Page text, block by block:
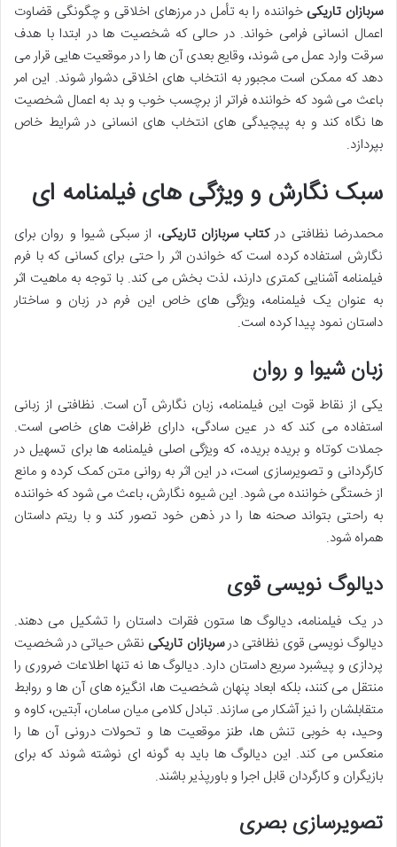
سربازان تاریکی خواننده را به تأمل در مرزهای اخلاقی و چگونگی قضاوت
اعمال انسانی فرامی خواند. در حالی که شخصیت ها در ابتدا با هدف
سرقت وارد عمل می شوند، وقایع بعدی آن ها را در موقعیت هایی قرار می
دهد که ممکن است مجبور به انتخاب های اخلاقی دشوار شوند. این امر
باعث می شود که خواننده فراتر از برچسب خوب و بد به اعمال شخصیت
ها نگاه کند و به پیچیدگی های انتخاب های انسانی در شرایط خاص
بپردازد.
سبک نگارش و ویژگی های فیلمنامه ای
محمدرضا نظافتی درکتاب سربازان تاریکی، از سبکی شیوا و روان برای
نگارش استفاده کرده است که خواندن اثر را حتی برای کسانی که با فرم
فیلمنامه آشنایی کمتری دارند، لذت بخش می کند. با توجه به ماهیت اثر
به عنوان یک فیلمنامه، ویژگی های خاص این فرم در زبان و ساختار
داستان نمود پیدا کرده است.
زبان شیوا و روان
یکی از نقاط قوت این فیلمنامه، زبان نگارش آن است. نظافتی از زبانی
استفاده می کند که در عین سادگی، دارای ظرافت های خاصی است.
جملات کوتاه و بریده بریده، که ویژگی اصلی فیلمنامه ها برای تسهیل در
کارگردانی و تصویرسازی است، در این اثر به روانی متن کمک کرده و مانع
از خستگی خواننده می شود. این شیوه نگارش، باعث می شود که خواننده
به راحتی بتواند صحنه ها را در ذهن خود تصور کند و با ریتم داستان
همراه شود.
دیالوگ نویسی قوی
در یک فیلمنامه، دیالوگ ها ستون فقرات داستان را تشکیل می دهند.
دیالوگ نویسی قوی نظافتی درسربازان تاریکی نقش حیاتی در شخصیت
پردازی و پیشبرد سریع داستان دارد. دیالوگ ها نه تنها اطلاعات ضروری را
منتقل می کنند، بلکه ابعاد پنهان شخصیت ها، انگیزه های آن ها و روابط
متقابلشان را نیز آشکار می سازند. تبادل کلامی میان سامان، آبتین، کاوه و
وحید، به خوبی تنش ها، طنز موقعیت ها و تحولات درونی آن ها را
منعکس می کند. این دیالوگ ها باید به گونه ای نوشته شوند که برای
بازیگران و کارگردان قابل اجرا و باورپذیر باشند.
تصویرسازی بصری